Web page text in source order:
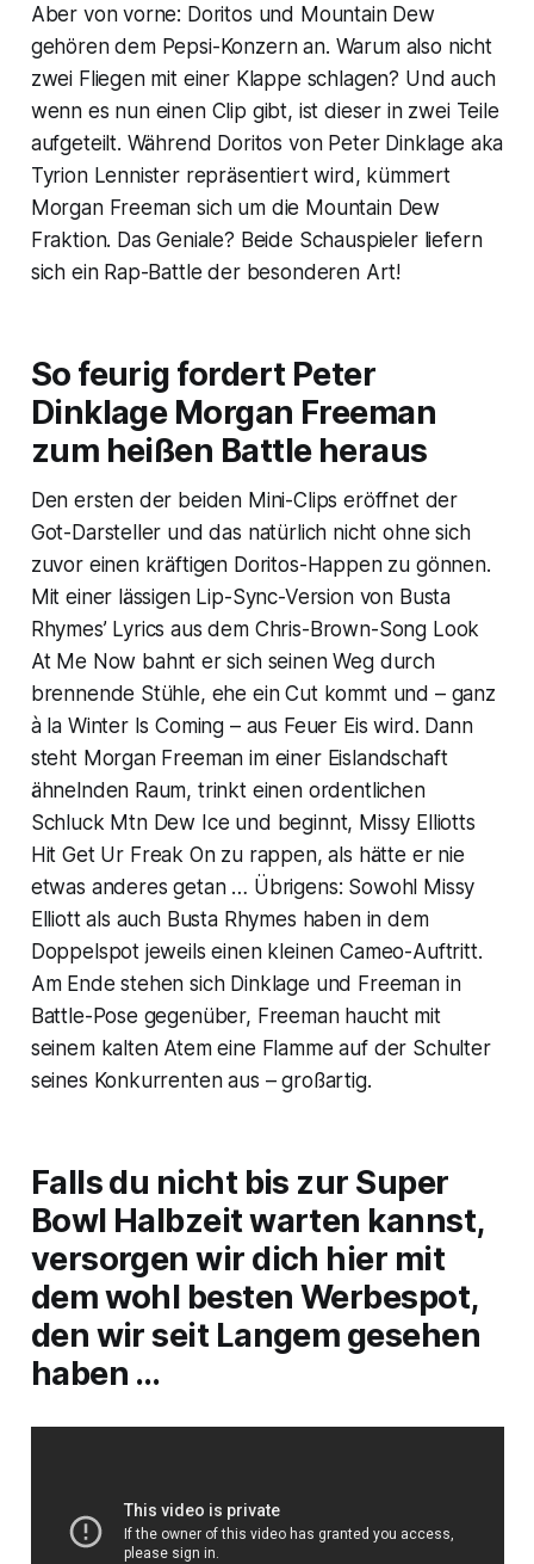
Aber von vorne: Doritos und Mountain Dew
gehören dem Pepsi-Konzern an. Warum also nicht
zwei Fliegen mit einer Klappe schlagen? Und auch
wenn es nun einen Clip gibt, ist dieser in zwei Teile
aufgeteilt. Während Doritos von Peter Dinklage aka
Tyrion Lennister repräsentiert wird, kümmert
Morgan Freeman sich um die Mountain Dew
Fraktion. Das Geniale? Beide Schauspieler liefern
sich ein Rap-Battle der besonderen Art!
So feurig fordert Peter
Dinklage Morgan Freeman
zum heißen Battle heraus
Den ersten der beiden Mini-Clips eröffnet der
Got-Darsteller und das natürlich nicht ohne sich
zuvor einen kräftigen Doritos-Happen zu gönnen.
Mit einer lässigen Lip-Sync-Version von Busta
Rhymes’ Lyrics aus dem Chris-Brown-Song Look
At Me Now bahnt er sich seinen Weg durch
brennende Stühle, ehe ein Cut kommt und – ganz
à la Winter Is Coming – aus Feuer Eis wird. Dann
steht Morgan Freeman im einer Eislandschaft
ähnelnden Raum, trinkt einen ordentlichen
Schluck Mtn Dew Ice und beginnt, Missy Elliotts
HitGet Ur Freak Onzu rappen, als hätte er nie
etwas anderes getan … Übrigens: Sowohl Missy
Elliott als auch Busta Rhymes haben in dem
Doppelspot jeweils einen kleinen Cameo-Auftritt.
Am Ende stehen sich Dinklage und Freeman in
Battle-Pose gegenüber, Freeman haucht mit
seinem kalten Atem eine Flamme auf der Schulter
seines Konkurrenten aus – großartig.
Falls du nicht bis zur Super
Bowl Halbzeit warten kannst,
versorgen wir dich hier mit
dem wohl besten Werbespot,
den wir seit Langem gesehen
haben …